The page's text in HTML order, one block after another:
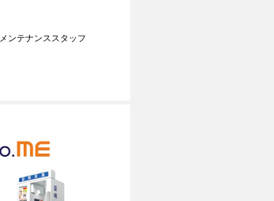
ンテナンススタッフ